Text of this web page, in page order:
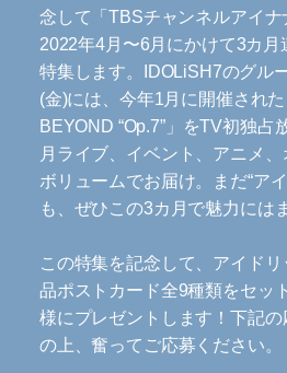
念して「TBSチャンネルアイナ
2022年4月〜6月にかけて3カ
特集します。IDOLiSH7のグル
(金)には、今年1月に開催され
BEYOND “Op.7”」をTV初独占
月ライブ、イベント、アニメ
ボリュームでお届け。まだ“ア
も、ぜひこの3カ月で魅力には
この特集を記念して、アイド
品ポストカード全9種類をセッ
様にプレゼントします！下記
の上、奮ってご応募ください。